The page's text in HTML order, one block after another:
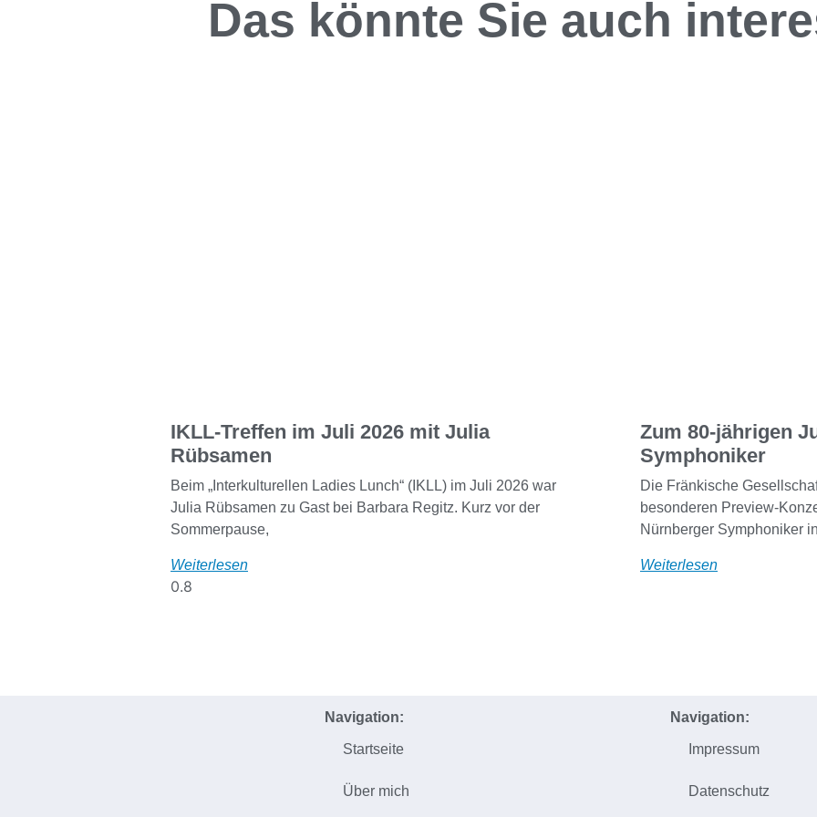
Das könnte Sie auch
IKLL-Treffen im Juli 2026 mit Julia
Rübsamen
Beim „Interkulturellen Ladies Lunch“ (IKLL) im Juli 2026 war
Julia Rübsamen zu Gast bei Barbara Regitz. Kurz vor der
Sommerpause,
Weiterlesen
Zum 80-jährigen
Symphoniker
Die Fränkische
besonderen Preview-
Nürnberger Symphoniker
Weiterlesen
Navigation:
Startseite
Über mich
Navigation:
Impressum
Datenschutz